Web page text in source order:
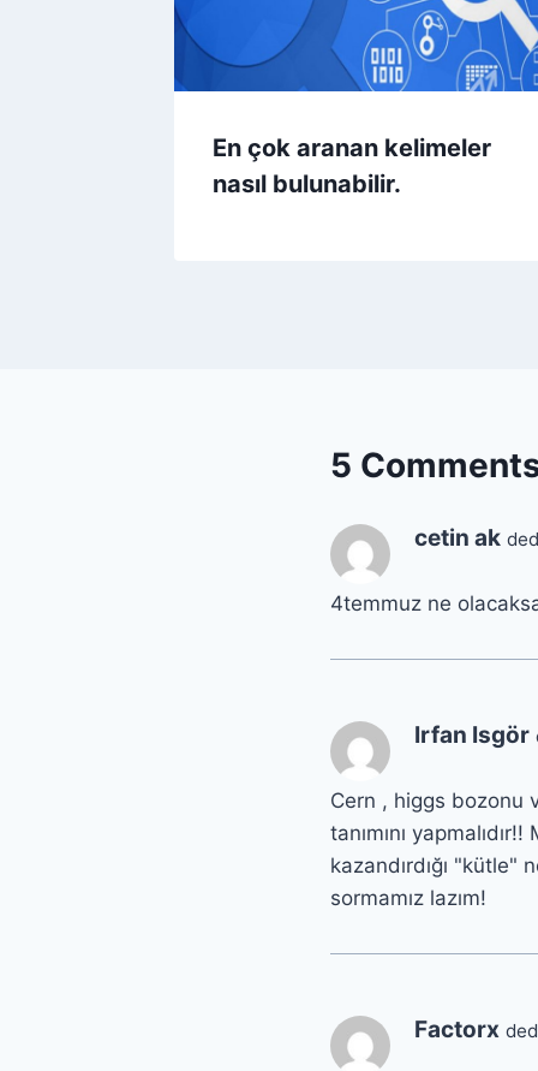
En çok aranan kelimeler
nasıl bulunabilir.
5
cetin ak
4temmuz ne
Irfan Isgör
Cern , higgs bozonu
tanımını
kazandırdığı
sormamız lazım!
Factorx